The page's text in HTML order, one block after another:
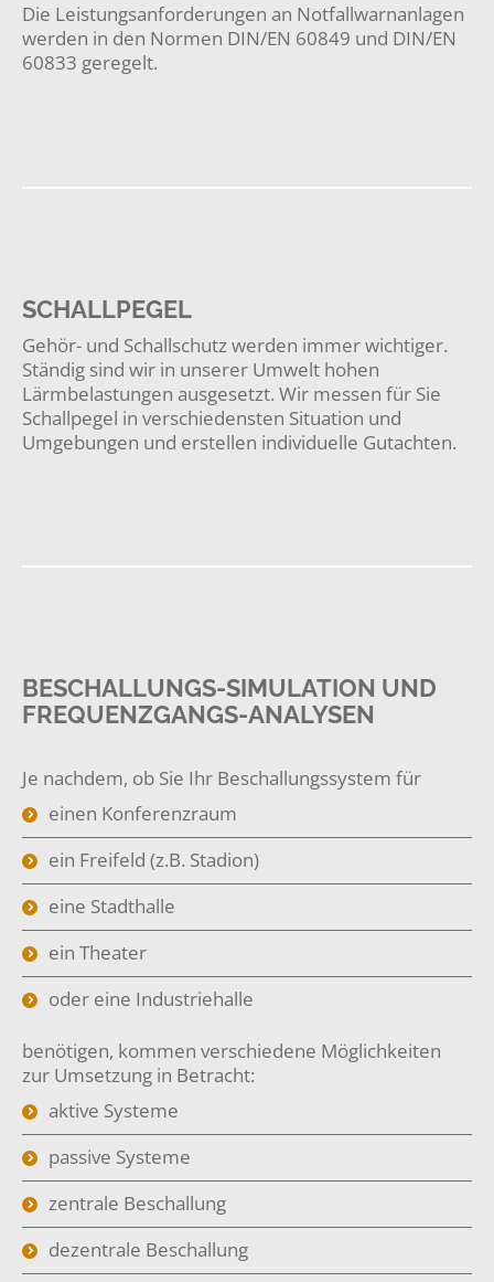
Die Leistungsanforderungen an Notfallwarnanlagen
werden in den Normen DIN/EN 60849 und DIN/EN
60833 geregelt.
SCHALLPEGEL
Gehör- und Schallschutz werden immer wichtiger.
Ständig sind wir in unserer Umwelt hohen
Lärmbelastungen ausgesetzt. Wir messen für Sie
Schallpegel in verschiedensten Situation und
Umgebungen und erstellen individuelle Gutachten.
BESCHALLUNGS-SIMULATION UND
FREQUENZGANGS-ANALYSEN
Je nachdem, ob Sie Ihr Beschallungssystem für
einen Konferenzraum
ein Freifeld (z.B. Stadion)
eine Stadthalle
ein Theater
oder eine Industriehalle
benötigen, kommen verschiedene Möglichkeiten
zur Umsetzung in Betracht:
aktive Systeme
passive Systeme
zentrale Beschallung
dezentrale Beschallung